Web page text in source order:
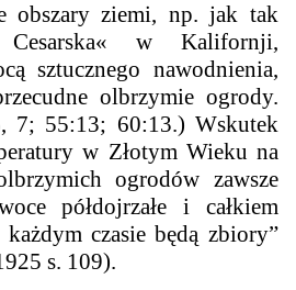
obszary ziemi, np. jak tak
w Kalifornji,
sztucznego nawodnienia,
olbrzymie ogrody.
7; 55:13; 60:13.) Wskutek
w Złotym Wieku na
ogrodów zawsze
półdojrzałe i całkiem
czasie będą zbiory”
s. 109).